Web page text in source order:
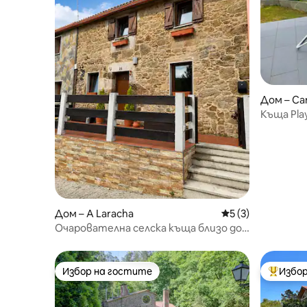
Дом – A Laracha Средна оценка:
5 (3)
Очарователна селска къща близо до
Дом –
Къща
Избор на гостите
Избор на гостите Най-